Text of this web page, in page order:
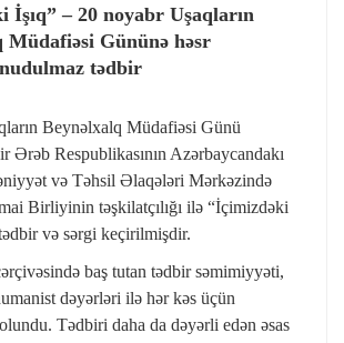
İşıq” – 20 noyabr Uşaqların
Müdafiəsi Gününə həsr
tədbir
Beynəlxalq Müdafiəsi Günü
Ərəb Respublikasının Azərbaycandakı
və Təhsil Əlaqələri Mərkəzində
Birliyinin təşkilatçılığı ilə “İçimizdəki
və sərgi keçirilmişdir.
baş tutan tədbir səmimiyyəti,
dəyərləri ilə hər kəs üçün
Tədbiri daha da dəyərli edən əsas